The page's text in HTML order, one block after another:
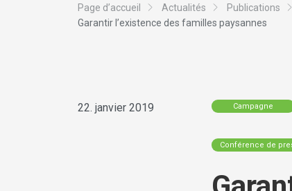
Page d’accueil Actualités Publications
Garantir l’existence des familles paysannes
22. janvier 2019 Campagne
Conférence de